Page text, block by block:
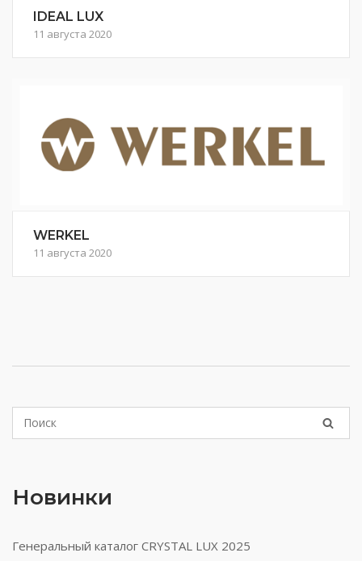
IDEAL LUX
11 августа 2020
WERKEL
11 августа 2020
Новинки
Генеральный каталог CRYSTAL LUX 2025